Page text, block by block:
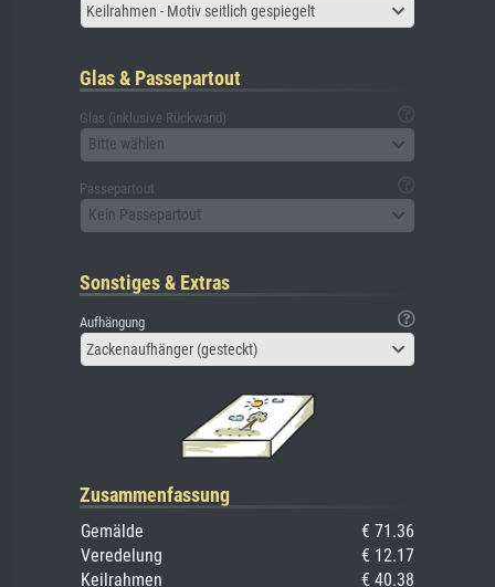
Keilrahmen - Motiv seitlich gespiegelt
Glas & Passepartout
Glas (inklusive Rückwand)
Bitte wählen
Passepartout
Kein Passepartout
Sonstiges & Extras
Aufhängung
Zackenaufhänger (gesteckt)
Zusammenfassung
Gemälde
€ 71.36
Veredelung
€ 12.17
Keilrahmen
€ 40.38